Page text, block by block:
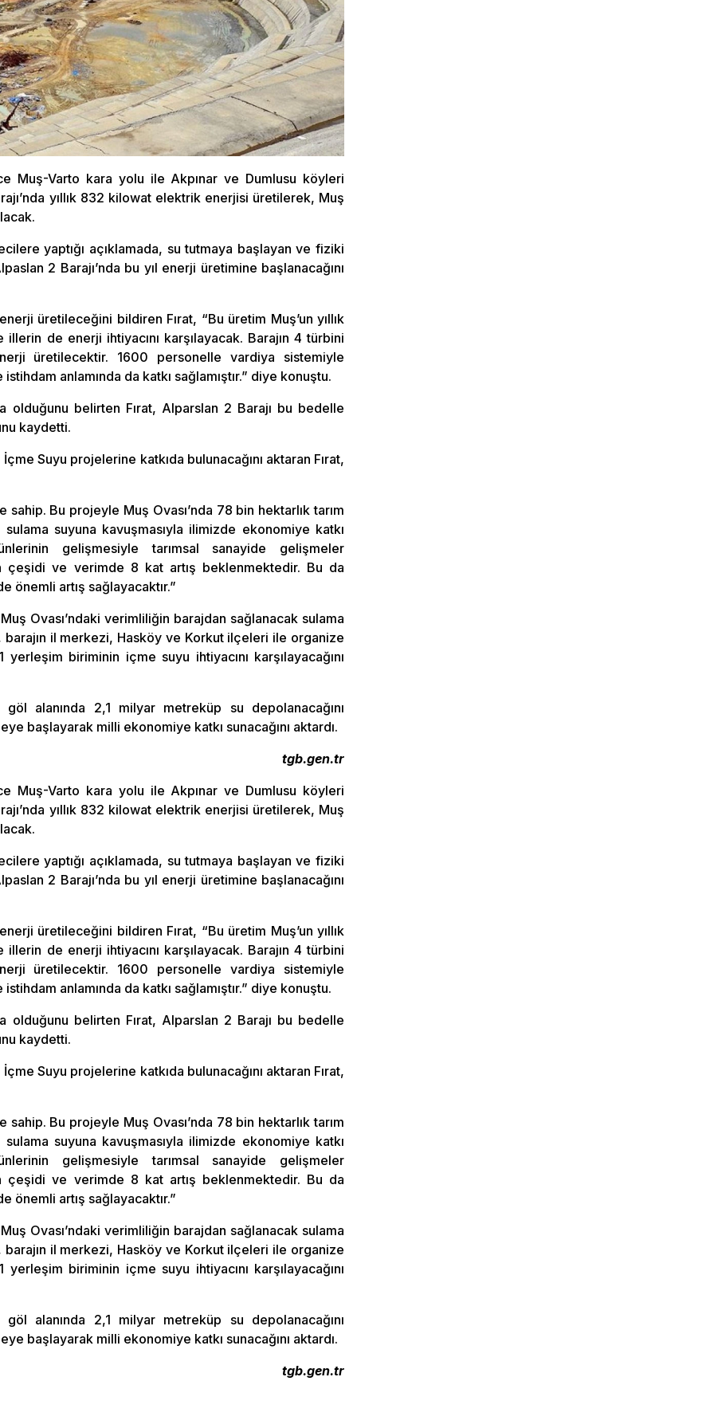
Muş-Varto kara yolu ile Akpınar ve Dumlusu köyleri
yıllık 832 kilowat elektrik enerjisi üretilerek, Muş
yaptığı açıklamada, su tutmaya başlayan ve fiziki
2 Barajı’nda bu yıl enerji üretimine başlanacağını
üretileceğini bildiren Fırat, “Bu üretim Muş’un yıllık
de enerji ihtiyacını karşılayacak. Barajın 4 türbini
üretilecektir. 1600 personelle vardiya sistemiyle
anlamında da katkı sağlamıştır.” diye konuştu.
olduğunu belirten Fırat, Alparslan 2 Barajı bu bedelle
kaydetti.
Suyu projelerine katkıda bulunacağını aktaran Fırat,
Bu projeyle Muş Ovası’nda 78 bin hektarlık tarım
suyuna kavuşmasıyla ilimizde ekonomiye katkı
gelişmesiyle tarımsal sanayide gelişmeler
çeşidi ve verimde 8 kat artış beklenmektedir. Bu da
artış sağlayacaktır.”
Ovası’ndaki verimliliğin barajdan sağlanacak sulama
barajın il merkezi, Hasköy ve Korkut ilçeleri ile organize
biriminin içme suyu ihtiyacını karşılayacağını
alanında 2,1 milyar metreküp su depolanacağını
başlayarak milli ekonomiye katkı sunacağını aktardı.
tgb.gen.tr
Muş-Varto kara yolu ile Akpınar ve Dumlusu köyleri
yıllık 832 kilowat elektrik enerjisi üretilerek, Muş
yaptığı açıklamada, su tutmaya başlayan ve fiziki
2 Barajı’nda bu yıl enerji üretimine başlanacağını
üretileceğini bildiren Fırat, “Bu üretim Muş’un yıllık
de enerji ihtiyacını karşılayacak. Barajın 4 türbini
üretilecektir. 1600 personelle vardiya sistemiyle
anlamında da katkı sağlamıştır.” diye konuştu.
olduğunu belirten Fırat, Alparslan 2 Barajı bu bedelle
kaydetti.
Suyu projelerine katkıda bulunacağını aktaran Fırat,
Bu projeyle Muş Ovası’nda 78 bin hektarlık tarım
suyuna kavuşmasıyla ilimizde ekonomiye katkı
gelişmesiyle tarımsal sanayide gelişmeler
çeşidi ve verimde 8 kat artış beklenmektedir. Bu da
artış sağlayacaktır.”
Ovası’ndaki verimliliğin barajdan sağlanacak sulama
barajın il merkezi, Hasköy ve Korkut ilçeleri ile organize
biriminin içme suyu ihtiyacını karşılayacağını
alanında 2,1 milyar metreküp su depolanacağını
başlayarak milli ekonomiye katkı sunacağını aktardı.
tgb.gen.tr